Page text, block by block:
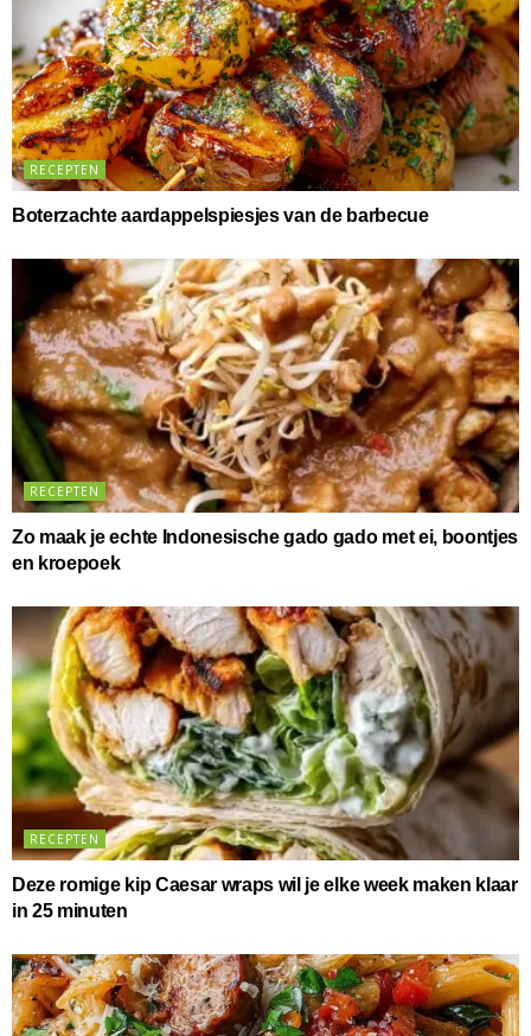
RECEPTEN
Boterzachte aardappelspiesjes van de barbecue
RECEPTEN
Zo maak je echte Indonesische gado gado met ei, boontjes
en kroepoek
RECEPTEN
Deze romige kip Caesar wraps wil je elke week maken klaar
in 25 minuten